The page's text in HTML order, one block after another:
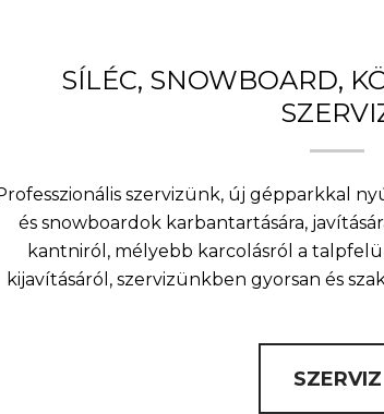
SÍLÉC, SNOWBOARD,
szervizünk, új gépparkkal
és snowboardok karbantartására,
kantniról, mélyebb karcolásról a
kijavításáról, szervizünkben gyorsan és
SZERVIZ